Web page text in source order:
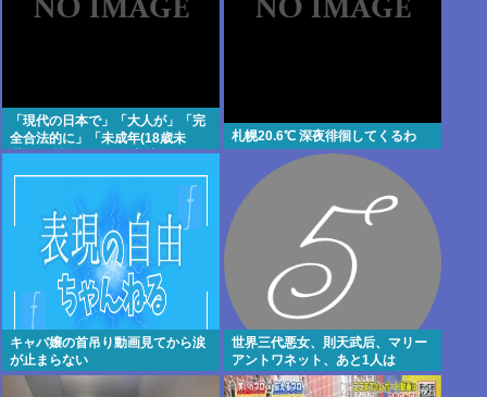
「現代の日本で」「大人が」「完
全合法的に」「未成年(18歳未
満)」と性行為をする方法ってある
の？
札幌20.6℃ 深夜徘徊してくるわ
キャバ嬢の首吊り動画見てから涙
が止まらない
世界三代悪女、則天武后、マリー
アントワネット、あと1人は